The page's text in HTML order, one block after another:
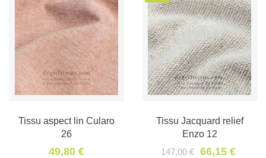
Tissu aspect lin Cularo
26
49,80 €
Tissu Jacquard relief
Enzo 12
147,00 €
66,15 €